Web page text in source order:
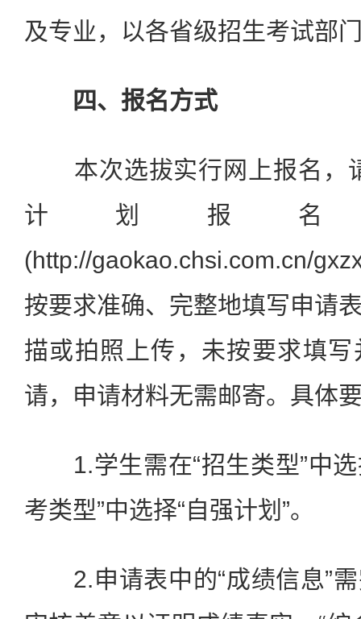
及专业，以各省级招生考试部
四、报名方式
本次选拔实行网上报名，
计划报
(http://gaokao.chsi.com.cn/
按要求准确、完整地填写申请
描或拍照上传，未按要求填
请，申请材料无需邮寄。具体
1.学生需在“招生类型”中选
考类型”中选择“自强计划”。
2.申请表中的“成绩信息”需